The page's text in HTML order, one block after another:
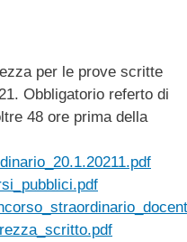
per le prove scritte
Obbligatorio referto di
48 ore prima della